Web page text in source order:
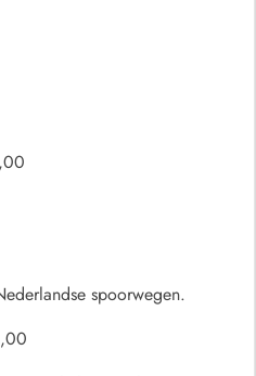
spoorwegen.